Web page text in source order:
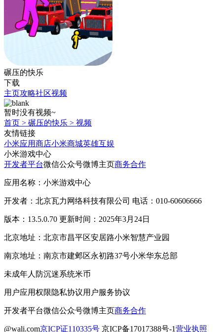
碾压的快乐
下载
主页攻略社区视频
暂时没有视频~
首页 > 碾压的快乐 > 视频
友情链接
小米应用商店小米商城英雄互娱
小米游戏中心
开发者平台微信公众号微博主页商务合作
应用名称：小米游戏中心
开发者：北京瓦力网络科技有限公司 电话：010-60606666
版本：13.5.0.70 更新时间：2025年3月24日
北京地址：北京市昌平区安居路小米智慧产业园
南京地址：南京市建邺区永初路37号小米华东总部
未成年人防沉迷系统米币
用户应用权限隐私协议用户服务协议
开发者平台微信公众号微博主页商务合作
@wali.com京ICP证110335号 京ICP备17017388号-1营业执照